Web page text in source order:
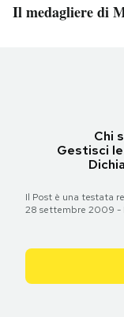
Il medagliere di
Chi
Gestisci
Il Post è una testata
28 settembre 2009 -